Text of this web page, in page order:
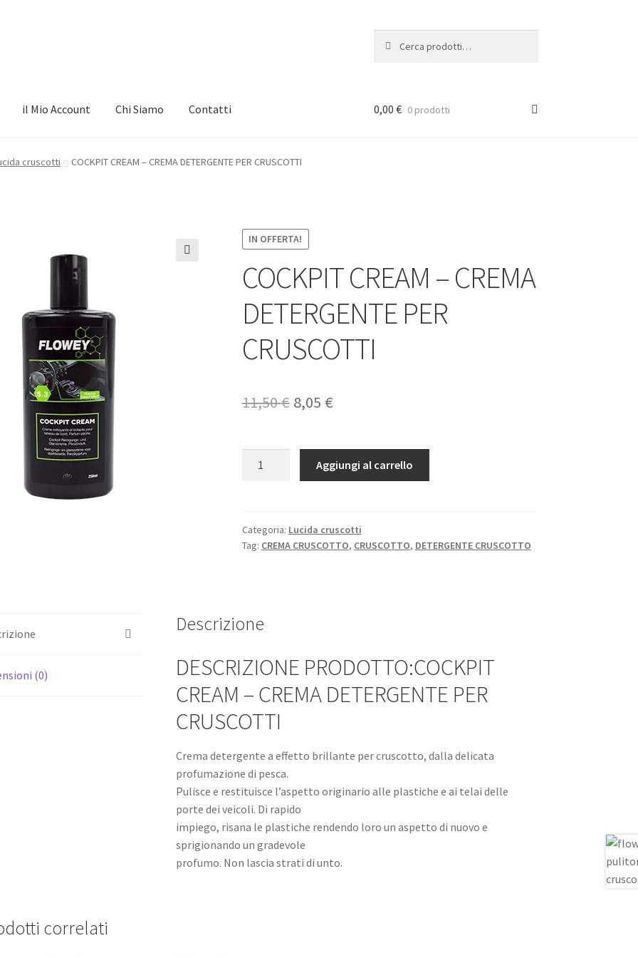
il Mio Account Chi Siamo Contatti 0,00 € 0 prodotti
cruscotti COCKPIT CREAM – CREMA DETERGENTE PER CRUSCOTTI
IN OFFERTA!
COCKPIT CREAM – CREMA
DETERGENTE PER
CRUSCOTTI
11,50€ Il
originale
era:
8,05 €Il
attuale
è:
DETERGENTE
PER
Aggiungi al carrello
Categoria: Lucida cruscotti
Tag: CREMA CRUSCOTTO, CRUSCOTTO, DETERGENTE CRUSCOTTO
(0)
Descrizione
DESCRIZIONE PRODOTTO:COCKPIT
CREAM – CREMA DETERGENTE PER
CRUSCOTTI
Crema detergente a effetto brillante per cruscotto, dalla delicata
profumazione di pesca.
Pulisce e restituisce l’aspetto originario alle plastiche e ai telai delle
porte dei veicoli. Di rapido
impiego, risana le plastiche rendendo loro un aspetto di nuovo e
sprigionando un gradevole
profumo. Non lascia strati di unto.
correlati